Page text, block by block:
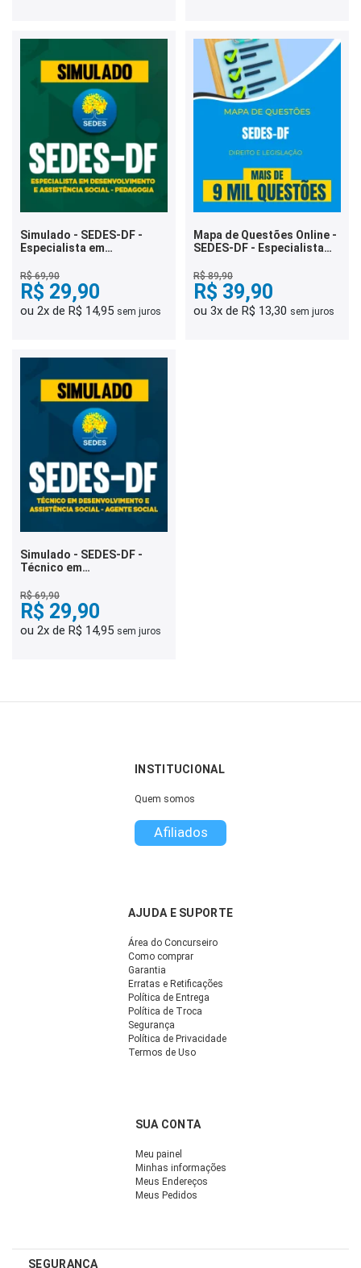
Simulado - SEDES-DF -
Especialista em
Assistência Social -
Pedagogia
R$ 69,90
R$ 29,90
ou 2x de R$ 14,95 sem juros
Mapa de Questões Online -
SEDES-DF - Especialista
Assistência Social - Direito
e Legislação - 9 Mil
Questões
R$ 89,90
R$ 39,90
ou 3x de R$ 13,30 sem juros
Simulado - SEDES-DF -
Técnico em
Assistência Social -
Agente Social
R$ 69,90
R$ 29,90
ou 2x de R$ 14,95 sem juros
INSTITUCIONAL
Quem somos
Afiliados
AJUDA E SUPORTE
Área do Concurseiro
Como comprar
Garantia
Erratas e Retificações
Política de Entrega
Política de Troca
Segurança
Política de Privacidade
Termos de Uso
SUA CONTA
Meu painel
Minhas informações
Meus Endereços
Meus Pedidos
SEGURANÇA